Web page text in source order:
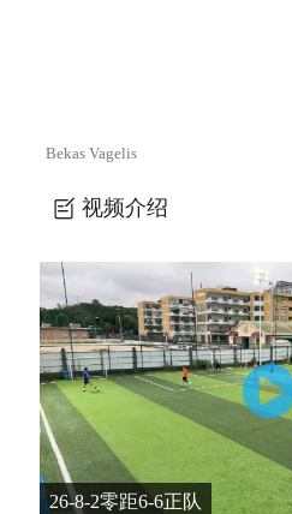
Bekas Vagelis
视频介绍
26-8-2零距6-6正队